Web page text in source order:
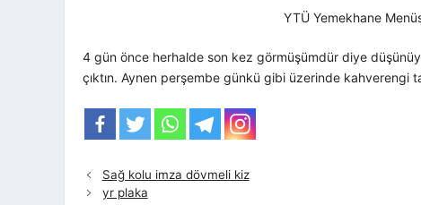
YTÜ Yemekhane
4 gün önce herhalde son kez görmüşümdür diye
çıktın. Aynen perşembe günkü gibi üzerinde kahverengi
Sağ kolu imza dövmeli kiz
yr plaka